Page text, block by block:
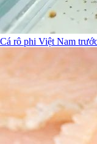
Cá rô phi Việt Nam